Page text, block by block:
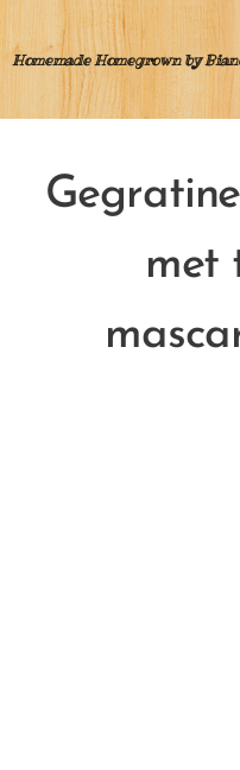
Homemade Homegrown by
met